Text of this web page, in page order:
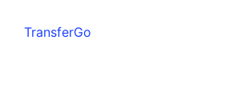
TransferGo